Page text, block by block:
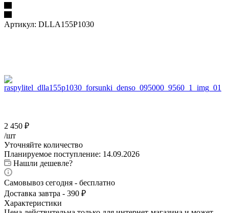
Артикул: DLLA155P1030
2 450 ₽
/шт
Уточняйте количество
Планируемое поступление: 14.09.2026
Нашли дешевле?
Самовывоз сегодня - бесплатно
Доставка завтра - 390 ₽
Характеристики